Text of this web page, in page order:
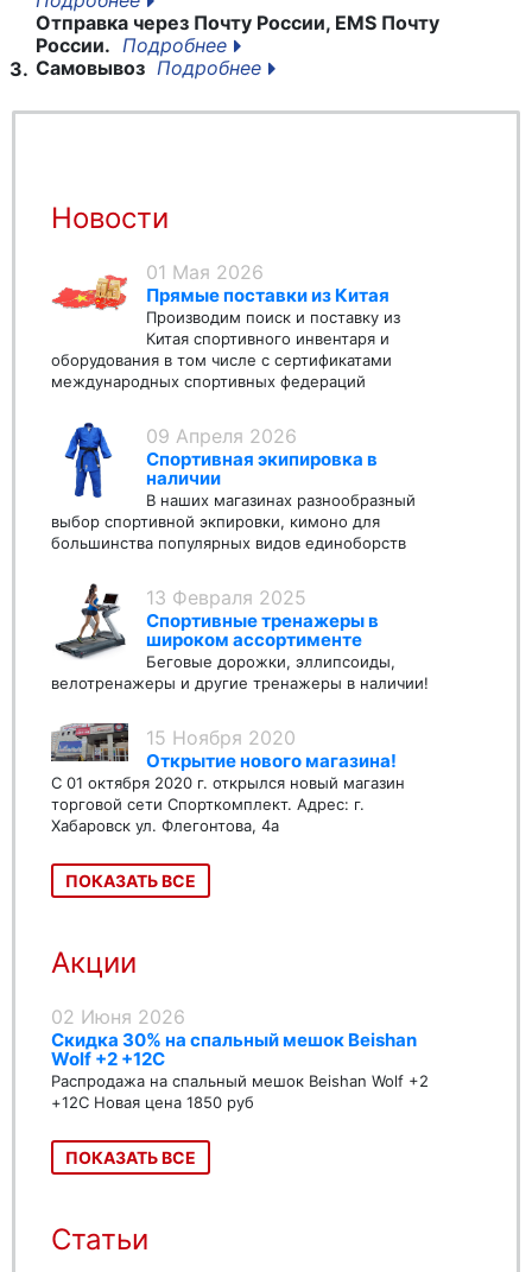
Отправка через Почту России, EMS Почту
России. Подробнее
3. Самовывоз Подробнее
Новости
01 Мая 2026
Прямые поставки из Китая
Производим поиск и поставку из
Китая спортивного инвентаря и
оборудования в том числе с сертификатами
международных спортивных федераций
09 Апреля 2026
Спортивная экипировка в
наличии
В наших магазинах разнообразный
выбор спортивной экпировки, кимоно для
большинства популярных видов единоборств
13 Февраля 2025
Спортивные тренажеры в
широком ассортименте
Беговые дорожки, эллипсоиды,
велотренажеры и другие тренажеры в наличии!
15 Ноября 2020
Открытие нового магазина!
С 01 октября 2020 г. открылся новый магазин
торговой сети Спорткомплект. Адрес: г.
Хабаровск ул. Флегонтова, 4а
ПОКАЗАТЬ ВСЕ
Акции
02 Июня 2026
Скидка 30% на спальный мешок Beishan
Wolf +2 +12C
Распродажа на спальный мешок Beishan Wolf +2
+12C Новая цена 1850 руб
ПОКАЗАТЬ ВСЕ
Статьи